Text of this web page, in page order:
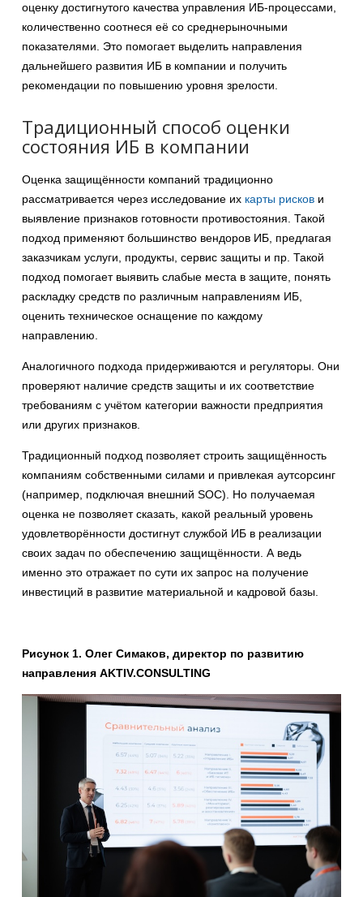
оценку достигнутого качества управления ИБ-процессами,
количественно соотнеся её со среднерыночными
показателями. Это помогает выделить направления
дальнейшего развития ИБ в компании и получить
рекомендации по повышению уровня зрелости.
Традиционный способ оценки
состояния ИБ в компании
Оценка защищённости компаний традиционно
рассматривается через исследование их карты рисков и
выявление признаков готовности противостояния. Такой
подход применяют большинство вендоров ИБ, предлагая
заказчикам услуги, продукты, сервис защиты и пр. Такой
подход помогает выявить слабые места в защите, понять
раскладку средств по различным направлениям ИБ,
оценить техническое оснащение по каждому
направлению.
Аналогичного подхода придерживаются и регуляторы. Они
проверяют наличие средств защиты и их соответствие
требованиям с учётом категории важности предприятия
или других признаков.
Традиционный подход позволяет строить защищённость
компаниям собственными силами и привлекая аутсорсинг
(например, подключая внешний SOC). Но получаемая
оценка не позволяет сказать, какой реальный уровень
удовлетворённости достигнут службой ИБ в реализации
своих задач по обеспечению защищённости. А ведь
именно это отражает по сути их запрос на получение
инвестиций в развитие материальной и кадровой базы.
Рисунок 1. Олег Симаков, директор по развитию
направления AKTIV.CONSULTING